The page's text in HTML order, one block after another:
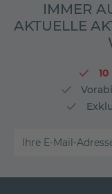
IMMER
AKTUELLE
Ihre E-Mail-